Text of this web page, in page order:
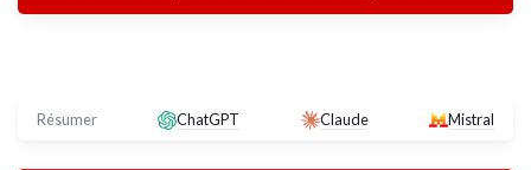
Résumer ChatGPT Claude Mistral